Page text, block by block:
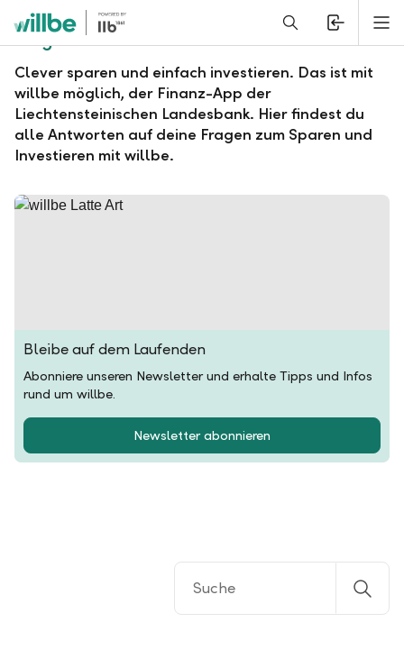
Alerts.Headline
Fragen und Antworten zu willbe
Clever sparen und einfach investieren. Das ist mit
willbe möglich, der Finanz-App der
Liechtensteinischen Landesbank. Hier findest du
alle Antworten auf deine Fragen zum Sparen und
Investieren mit willbe.
Bleibe auf dem Laufenden
Abonniere unseren Newsletter und erhalte Tipps und Infos
rund um willbe.
Newsletter abonnieren